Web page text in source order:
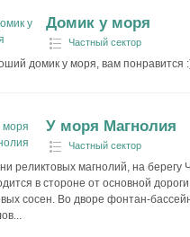
Домик у моря
Частный сектор
домик у моря, вам понравится
У моря Магнолия
Частный сектор
реликтовых магнолий, на
в стороне от основной
сосен. Во дворе фонтан-